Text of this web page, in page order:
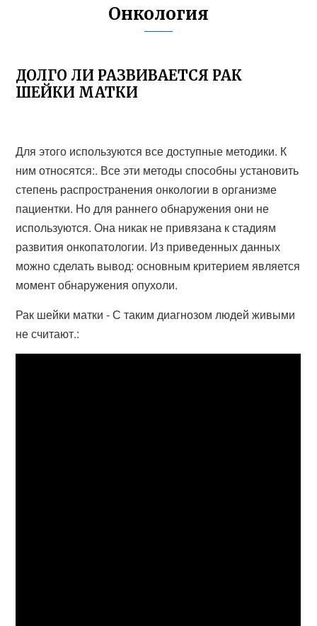
Онкология
ДОЛГО ЛИ РАЗВИВАЕТСЯ РАК
ШЕЙКИ МАТКИ
Для этого используются все доступные методики. К
ним относятся:. Все эти методы способны установить
степень распространения онкологии в организме
пациентки. Но для раннего обнаружения они не
используются. Она никак не привязана к стадиям
развития онкопатологии. Из приведенных данных
можно сделать вывод: основным критерием является
момент обнаружения опухоли.
Рак шейки матки - С таким диагнозом людей живыми
не считают.: